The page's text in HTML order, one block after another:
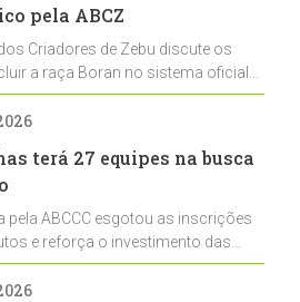
pela ABCZ
Criadores de Zebu discute os
a raça Boran no sistema oficial
para sua expansão na
terá 27 equipes na busca
ABCCC esgotou as inscrições
e reforça o investimento das
de Cavalos Crioulos voltados